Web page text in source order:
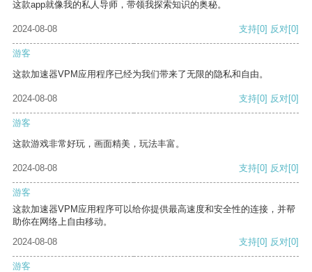
这款app就像我的私人导师，带领我探索知识的奥秘。
2024-08-08 支持[0] 反对[0]
游客
这款加速器VPM应用程序已经为我们带来了无限的隐私和自由。
2024-08-08 支持[0] 反对[0]
游客
这款游戏非常好玩，画面精美，玩法丰富。
2024-08-08 支持[0] 反对[0]
游客
这款加速器VPM应用程序可以给你提供最高速度和安全性的连接，并帮
助你在网络上自由移动。
2024-08-08
支持[0] 反对[0]
游客